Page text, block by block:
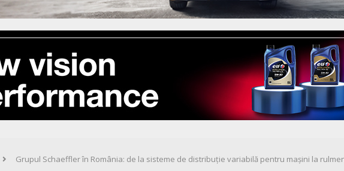
Grupul Schaeffler în România: de la sisteme de distribuție variabilă pentru mașini la